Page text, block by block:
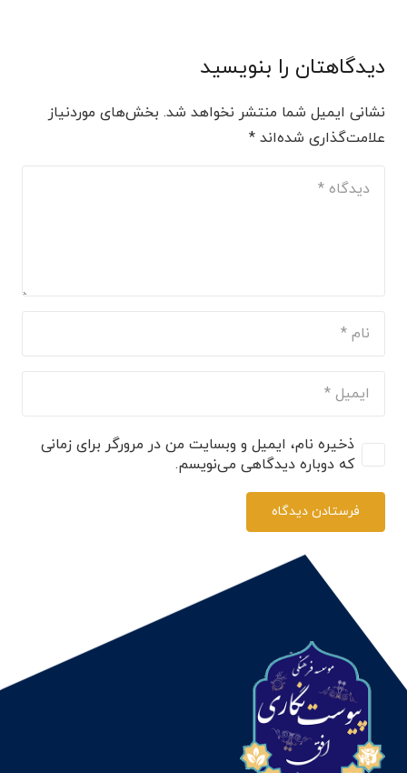
دیدگاهتان را بنویسید
نشانی ایمیل شما منتشر نخواهد شد. بخش‌های موردنیاز
علامت‌گذاری شده‌اند *
ذخیره نام، ایمیل و وبسایت من در مرورگر برای زمانی
که دوباره دیدگاهی می‌نویسم.
فرستادن دیدگاه